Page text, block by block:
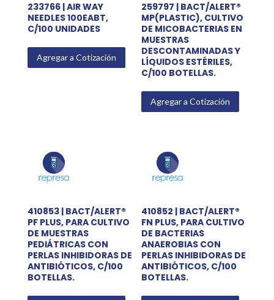
233766 | AIR WAY
NEEDLES 100EABT,
C/100 UNIDADES
Agregar a Cotización
259797 | BACT/ALERT®
MP(PLASTIC), CULTIVO
DE MICOBACTERIAS EN
MUESTRAS
DESCONTAMINADAS Y
LÍQUIDOS ESTÉRILES,
C/100 BOTELLAS.
Agregar a Cotización
410853 | BACT/ALERT®
PF PLUS, PARA CULTIVO
DE MUESTRAS
PEDIÁTRICAS CON
PERLAS INHIBIDORAS DE
ANTIBIÓTICOS, C/100
BOTELLAS.
410852 | BACT/ALERT®
FN PLUS, PARA CULTIVO
DE BACTERIAS
ANAEROBIAS CON
PERLAS INHIBIDORAS DE
ANTIBIÓTICOS, C/100
BOTELLAS.